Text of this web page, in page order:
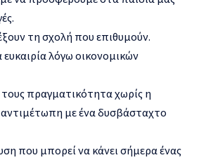
τη σχολή που επιθυμούν.
λόγω οικονομικών
πραγματικότητα χωρίς η
αντιμέτωπη με ένα δυσβάσταχτο
που μπορεί να κάνει σήμερα ένας